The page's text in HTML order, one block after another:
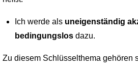
Ich werde als uneigenständig
bedingungslosdazu.
Zu diesem Schlüsselthema gehören